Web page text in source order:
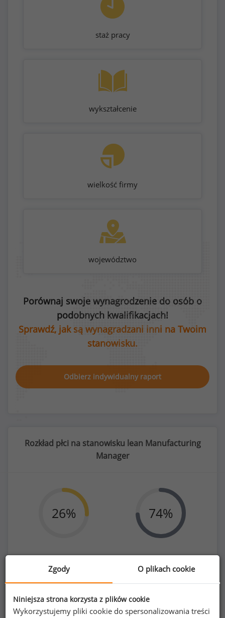
staż pracy
wykształcenie
wielkość firmy
województwo
Porównaj swoje wynagrodzenie do osób o
podobnych kwalifikacjach!
Sprawdź, jak są wynagradzani inni na Twoim
stanowisku.
Odbierz indywidualny raport
Rozkład płci na stanowisku lean Manufacturing
Manager
26%
Kobiety
42
74%
Mężczyźni
121
Zgody O plikach cookie
Niniejsza strona korzysta z plików cookie
Wykorzystujemy pliki cookie do spersonalizowania treści